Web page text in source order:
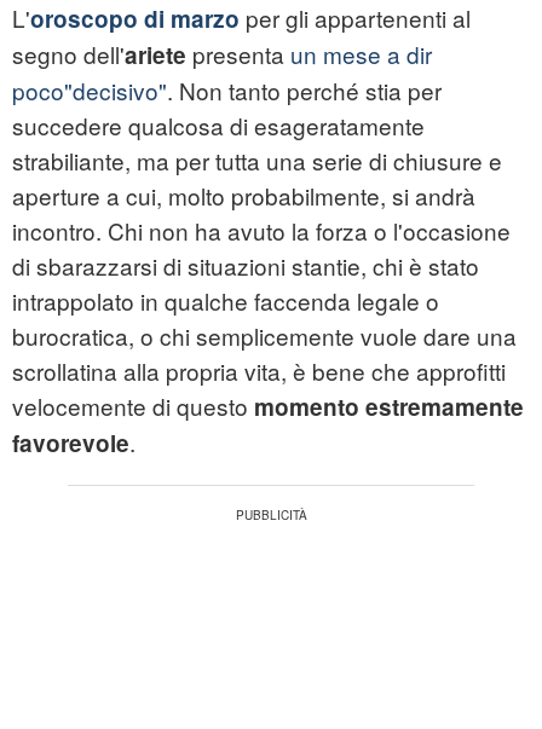
L'oroscopo di marzo per gli appartenenti al
segno dell'ariete presenta un mese a dir
poco"decisivo". Non tanto perché stia per
succedere qualcosa di esageratamente
strabiliante, ma per tutta una serie di chiusure e
aperture a cui, molto probabilmente, si andrà
incontro. Chi non ha avuto la forza o l'occasione
di sbarazzarsi di situazioni stantie, chi è stato
intrappolato in qualche faccenda legale o
burocratica, o chi semplicemente vuole dare una
scrollatina alla propria vita, è bene che approfitti
velocemente di questo momento estremamente
favorevole.